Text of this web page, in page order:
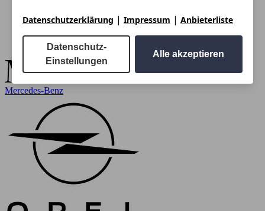
Mercedes-Benz
Datenschutzerklärung | Impressum | Anbieterliste
Datenschutz-
Einstellungen
Alle akzeptieren